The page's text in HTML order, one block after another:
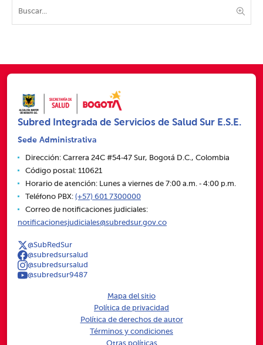
Subred Integrada de Servicios de Salud Sur E.S.E.
Sede Administrativa
Dirección: Carrera 24C #54‑47 Sur, Bogotá D.C., Colombia
Código postal: 110621
Horario de atención: Lunes a viernes de 7:00 a.m. ‑ 4:00 p.m.
Teléfono PBX: (+57) 601 7300000
Correo de notificaciones judiciales:
notificacionesjudiciales@subredsur.gov.co
@SubRedSur
@subredsursalud
@subredsursalud
@subredsur9487
Mapa del sitio
Política de privacidad
Política de derechos de autor
Términos y condiciones
Otras políticas